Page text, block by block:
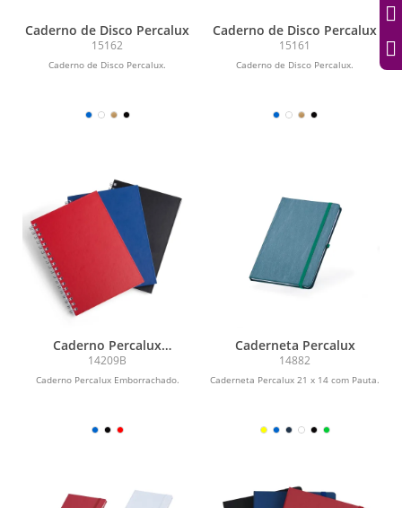
Caderno de Disco Percalux
15162
Caderno de Disco Percalux.
Caderno de Disco Percalux
15161
Caderno de Disco Percalux.
Caderno Percalux
Emborrachado
14209B
Caderno Percalux Emborrachado.
Caderneta Percalux
14882
Caderneta Percalux 21 x 14 com Pauta.